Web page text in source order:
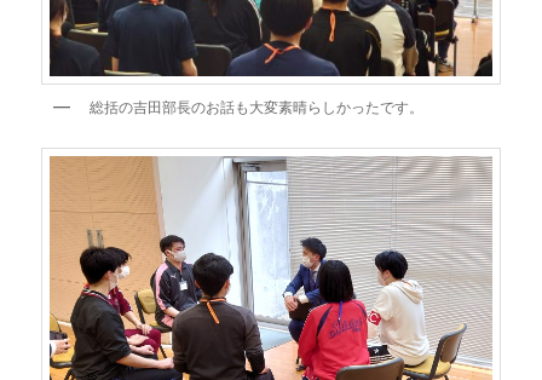
総括の吉田部長のお話も大変素晴らしかったです。